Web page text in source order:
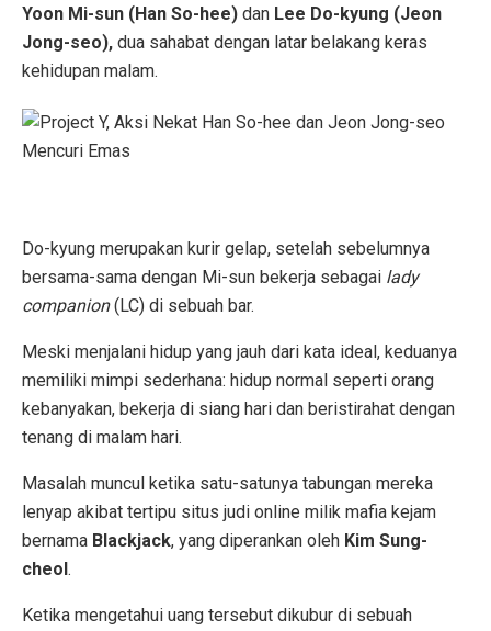
Yoon Mi-sun (Han So-hee) dan Lee Do-kyung (Jeon
Jong-seo), dua sahabat dengan latar belakang keras
kehidupan malam.
Do-kyung merupakan kurir gelap, setelah sebelumnya
bersama-sama dengan Mi-sun bekerja sebagai lady
companion(LC) di sebuah bar.
Meski menjalani hidup yang jauh dari kata ideal, keduanya
memiliki mimpi sederhana: hidup normal seperti orang
kebanyakan, bekerja di siang hari dan beristirahat dengan
tenang di malam hari.
Masalah muncul ketika satu-satunya tabungan mereka
lenyap akibat tertipu situs judi online milik mafia kejam
bernama Blackjack, yang diperankan oleh Kim Sung-
cheol.
Ketika mengetahui uang tersebut dikubur di sebuah